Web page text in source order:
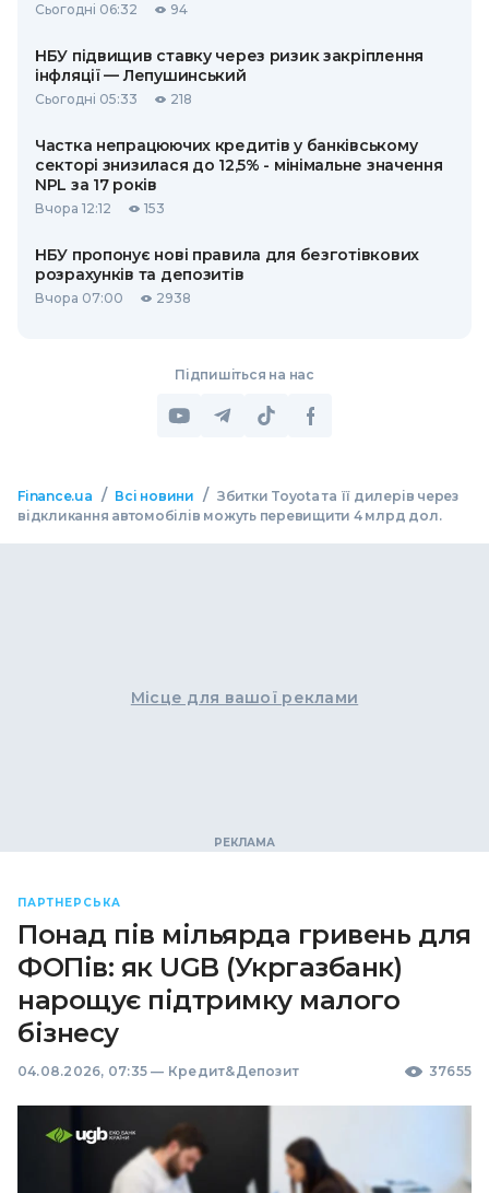
Сьогодні 06:32 94
НБУ підвищив ставку через ризик закріплення
інфляції — Лепушинський
Сьогодні 05:33 218
Частка непрацюючих кредитів у банківському
секторі знизилася до 12,5% - мінімальне значення
NPL за 17 років
Вчора 12:12 153
НБУ пропонує нові правила для безготівкових
розрахунків та депозитів
Вчора 07:00 2938
Підпишіться на нас
Finance.ua / Всі новини / Збитки Toyota та її дилерів через
відкликання автомобілів можуть перевищити 4 млрд дол.
Місце для вашої реклами
ПАРТНЕРСЬКА
Понад пів мільярда гривень для
ФОПів: як UGB (Укргазбанк)
нарощує підтримку малого
бізнесу
04.08.2026, 07:35 — Кредит&Депозит 37655